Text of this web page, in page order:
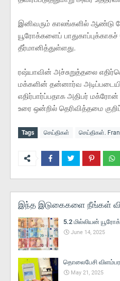
இனிவரும் காலங்களில் ஆண்டு
யூரோக்களைப் பாதுகாப்புக்காகச்
தீர்மானித்துள்ளது.
ரஷ்யாவின் அச்சுறுத்தலை
மக்களின் தன்னார்வ
எதிர்பார்ப்பதாக அதிபர்
உரை ஒன்றில் தெரிவித்தமை
Tags செய்திகள் செய்திகள்.
இந்த இடுகைகளை நீங்கள்
5.2 மில்லியன்
June 14, 2025
தொலைபேசி விளம்பர
May 21, 2025